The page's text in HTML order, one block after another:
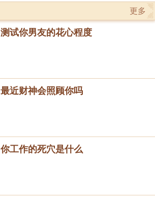
更多
测试你男友的花心程度
最近财神会照顾你吗
你工作的死穴是什么